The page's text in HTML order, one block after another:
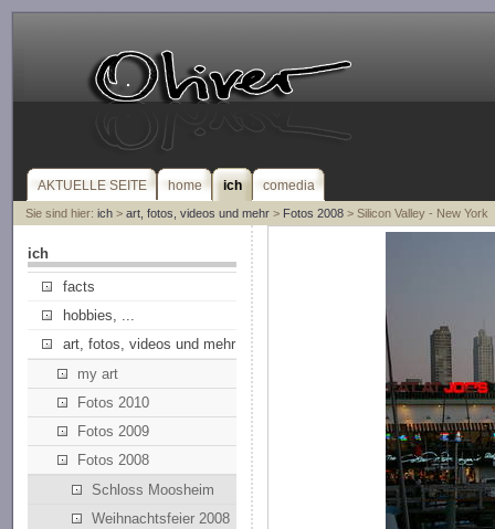
AKTUELLE SEITE home ich comedia
Sie sind hier: ich> art, fotos, videos und mehr> Fotos 2008> Silicon Valley - New York
ich
facts
hobbies, ...
art, fotos, videos und mehr
my art
Fotos 2010
Fotos 2009
Fotos 2008
Schloss Moosheim
Weihnachtsfeier 2008